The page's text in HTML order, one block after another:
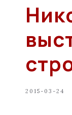
2015-03-24